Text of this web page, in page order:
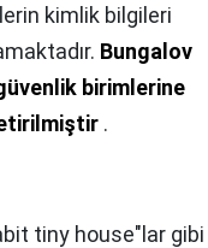
kimlik bilgileri
Bungalov
birimlerine
.
tiny house"lar gibi